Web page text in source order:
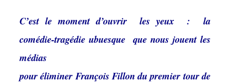
C’est le moment d’ouvrir les yeux : la
comédie-tragédie ubuesque que nous jouent les
médias
pour éliminer François Fillon du premier tour de